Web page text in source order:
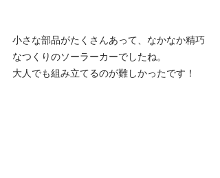
小さな部品がたくさんあって、なかなか精巧
なつくりのソーラーカーでしたね。
大人でも組み立てるのが難しかったです！